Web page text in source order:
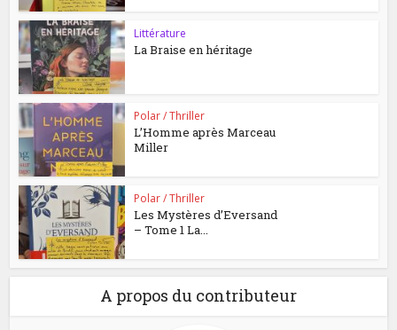
Littérature
La Braise en héritage
Polar / Thriller
L’Homme après Marceau
Miller
Polar / Thriller
Les Mystères d’Eversand
– Tome 1 La...
A propos du contributeur